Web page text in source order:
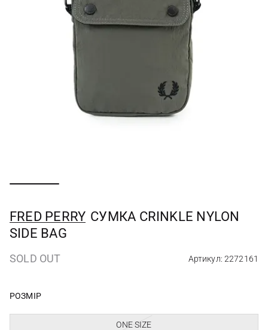
FRED PERRY СУМКА CRINKLE NYLON
SIDE BAG
SOLD OUT Артикул: 2272161
РОЗМІР
ONE SIZE